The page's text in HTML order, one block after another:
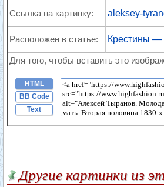
Ссылка на картинку: aleksey-
Расположен в статье: Крестины —
Для того, чтобы вставить это
HTML
BB Code
Text
Другие картинки из